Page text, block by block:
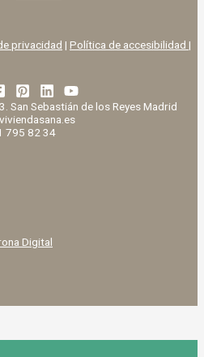
privacidad | Política de accesibilidad |
San Sebastián de los Reyes Madrid
795 82 34
Digital